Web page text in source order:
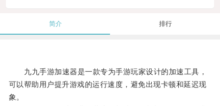
简介 排行
九九手游加速器是一款专为手游玩家设计的加速工具，
可以帮助用户提升游戏的运行速度，避免出现卡顿和延迟现
象。